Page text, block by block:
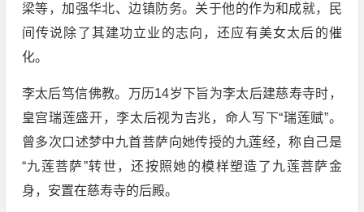
梁等，加强华北、边镇防务。关于他的作为和成就，民
间传说除了其建功立业的志向，还应有美女太后的催
化。
李太后笃信佛教。万历14岁下旨为李太后建慈寿寺时，
皇宫瑞莲盛开，李太后视为吉兆，命人写下“瑞莲赋”。
曾多次口述梦中九首菩萨向她传授的九莲经，称自己是
“九莲菩萨”转世，还按照她的模样塑造了九莲菩萨金
身，安置在慈寿寺的后殿。